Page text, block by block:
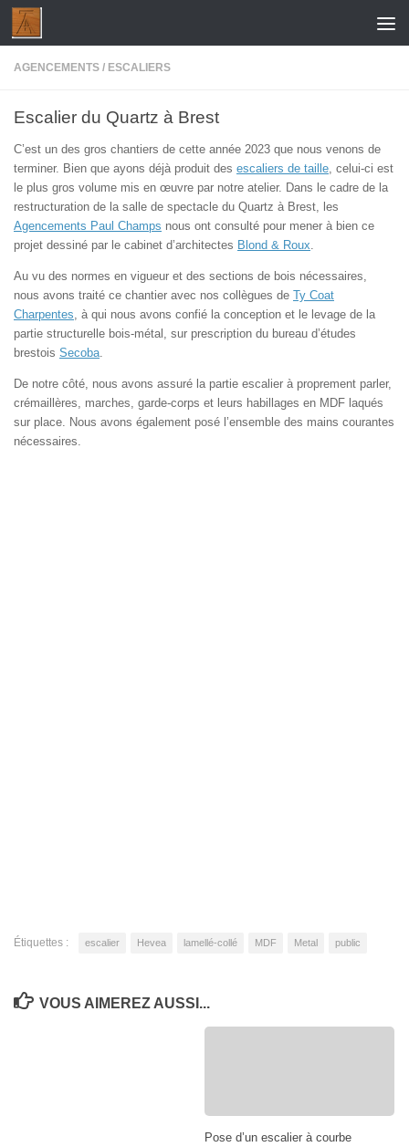
Skip to content
AGENCEMENTS / ESCALIERS
Escalier du Quartz à Brest
C’est un des gros chantiers de cette année 2023 que nous venons de
terminer. Bien que ayons déjà produit des escaliers de taille, celui-ci est
le plus gros volume mis en œuvre par notre atelier. Dans le cadre de la
restructuration de la salle de spectacle du Quartz à Brest, les
Agencements Paul Champs nous ont consulté pour mener à bien ce
projet dessiné par le cabinet d’architectes Blond & Roux.
Au vu des normes en vigueur et des sections de bois nécessaires,
nous avons traité ce chantier avec nos collègues de Ty Coat
Charpentes, à qui nous avons confié la conception et le levage de la
partie structurelle bois-métal, sur prescription du bureau d’études
brestois Secoba.
De notre côté, nous avons assuré la partie escalier à proprement parler,
crémaillères, marches, garde-corps et leurs habillages en MDF laqués
sur place. Nous avons également posé l’ensemble des mains courantes
nécessaires.
Étiquettes : escalier Hevea lamellé-collé MDF Metal public
VOUS AIMEREZ AUSSI...
Pose d’un escalier à courbe